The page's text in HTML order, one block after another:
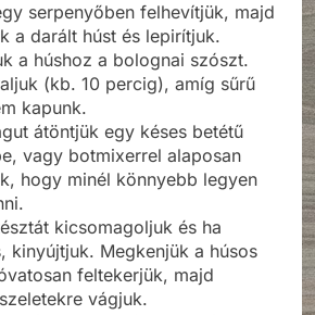
serpenyőben felhevítjük, majd
a darált húst és lepirítjuk.
a húshoz a bolognai szószt.
(kb. 10 percig), amíg sűrű
kapunk.
átöntjük egy késes betétű
vagy botmixerrel alaposan
hogy minél könnyebb legyen
kicsomagoljuk és ha
kinyújtjuk. Megkenjük a húsos
feltekerjük, majd
vágjuk.